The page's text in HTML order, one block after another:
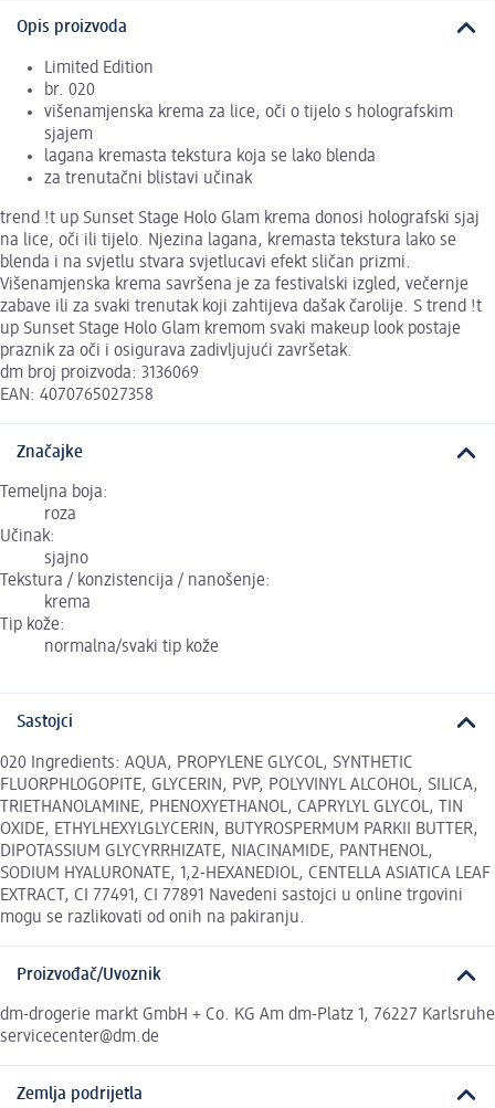
Opis proizvoda
Limited Edition
br. 020
višenamjenska krema za lice, oči o tijelo s holografskim
sjajem
lagana kremasta tekstura koja se lako blenda
za trenutačni blistavi učinak
trend !t up Sunset Stage Holo Glam krema donosi holografski sjaj
na lice, oči ili tijelo. Njezina lagana, kremasta tekstura lako se
blenda i na svjetlu stvara svjetlucavi efekt sličan prizmi.
Višenamjenska krema savršena je za festivalski izgled, večernje
zabave ili za svaki trenutak koji zahtijeva dašak čarolije. S trend !t
up Sunset Stage Holo Glam kremom svaki makeup look postaje
praznik za oči i osigurava zadivljujući završetak.
dm broj proizvoda: 3136069
EAN: 4070765027358
Značajke
Temeljna boja:
roza
Učinak:
sjajno
Tekstura / konzistencija / nanošenje:
krema
Tip kože:
normalna/svaki tip kože
Sastojci
020 Ingredients: AQUA, PROPYLENE GLYCOL, SYNTHETIC
FLUORPHLOGOPITE, GLYCERIN, PVP, POLYVINYL ALCOHOL, SILICA,
TRIETHANOLAMINE, PHENOXYETHANOL, CAPRYLYL GLYCOL, TIN
OXIDE, ETHYLHEXYLGLYCERIN, BUTYROSPERMUM PARKII BUTTER,
DIPOTASSIUM GLYCYRRHIZATE, NIACINAMIDE, PANTHENOL,
SODIUM HYALURONATE, 1,2-HEXANEDIOL, CENTELLA ASIATICA LEAF
EXTRACT, CI 77491, CI 77891 Navedeni sastojci u online trgovini
mogu se razlikovati od onih na pakiranju.
Proizvođač/Uvoznik
dm-drogerie markt GmbH + Co. KG Am dm-Platz 1, 76227 Karlsruhe
servicecenter@dm.de
Zemlja podrijetla